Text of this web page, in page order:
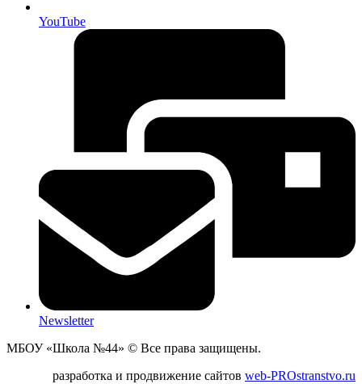
YouTube
Newsletter
МБОУ «Школа №44» © Все права защищены.
разработка и продвижение сайтов web-PROstranstvo.ru